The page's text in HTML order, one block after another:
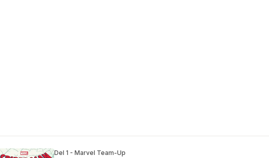
Del 1 - Marvel Team-Up